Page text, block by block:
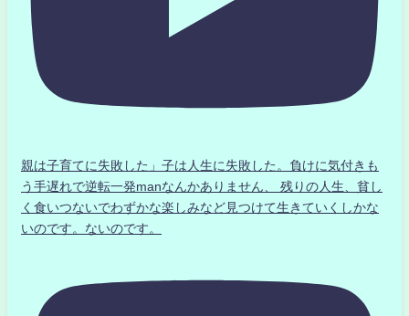
親は子育てに失敗した」子は人生に失敗した。負けに気付きも
う手遅れで逆転一発manなんかありません、 残りの人生、貧し
く食いつないでわずかな楽しみなど見つけて生きていくしかな
いのです。ないのです。